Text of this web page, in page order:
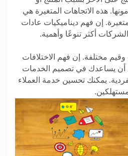
هذه الاتجاهات المتغيرة هي
إن فهم ديناميكيات عادات
أكثر تنوعًا وأهمية.
مختلفة. إن فهم الاختلافات
أن يساعدك في تصميم الخدمات
يمكنك تحسين خدمة العملاء